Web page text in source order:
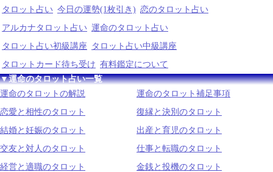
タロット占い 今日の運勢(1枚引き) 恋のタロット占い
アルカナタロット占い 運命のタロット占い
タロット占い初級講座
タロット占い中級講座
タロットカード待ち受け 有料鑑定について
▼運命のタロット占い一覧
運命のタロットの解説
運命のタロット補足事項
恋愛と相性のタロット
復縁と決別のタロット
結婚と妊娠のタロット
出産と育児のタロット
交友と対人のタロット
仕事と転職のタロット
経営と適職のタロット
金銭と投機のタロット